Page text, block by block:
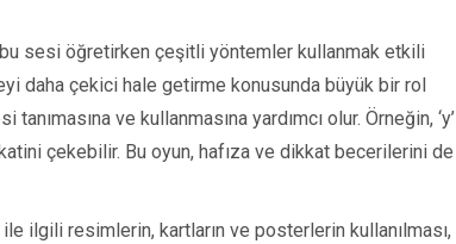
sesi öğretirken çeşitli yöntemler kullanmak etkili
daha çekici hale getirme konusunda büyük bir rol
ve kullanmasına yardımcı olur. Örneğin, ‘y’
çekebilir. Bu oyun, hafıza ve dikkat becerilerini de
ilgili resimlerin, kartların ve posterlerin kullanılması,